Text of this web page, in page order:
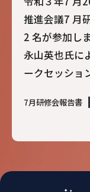
推進会議7 月
2 名が参加し
永山英也氏に
ークセッショ
7月研修会報告書